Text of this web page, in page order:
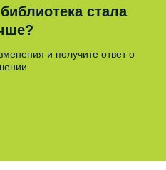
стала
и получите ответ о